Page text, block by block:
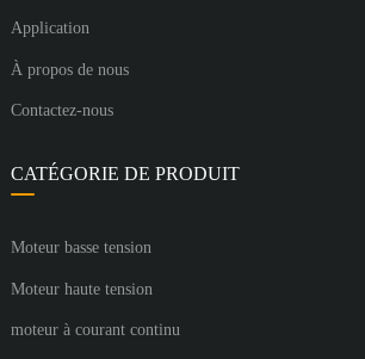
Application
À propos de nous
Contactez-nous
CATÉGORIE DE PRODUIT
Moteur basse tension
Moteur haute tension
moteur à courant continu